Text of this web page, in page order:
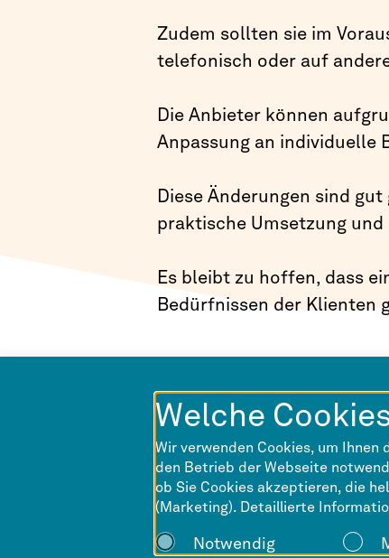
Welche
Wir verwenden Cookies, um
den Betrieb der Webseite
ob Sie Cookies akzeptieren, die
(Marketing). Detaillierte
Notwendig
Zudem sollten sie im
telefonisch oder auf
Die Anbieter können
Anpassung an individuelle
Diese Änderungen sind
praktische Umsetzung
Es bleibt zu hoffen, dass
Bedürfnissen der Klienten